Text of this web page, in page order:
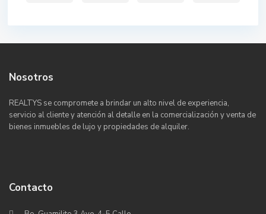
Nosotros
REALTYS se compromete a brindar un alto nivel de experiencia,
servicio al cliente y atención al detalle en la comercialización y venta de
bienes inmuebles de lujo y propiedades de alquiler.
Contacto